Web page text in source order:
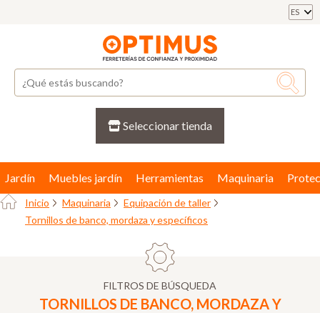
ES
Seleccionar tienda
Jardín Muebles jardín Herramientas Maquinaria
Inicio Maquinaria
Equipación de taller
Tornillos de banco, mordaza y específicos
FILTROS DE BÚSQUEDA
TORNILLOS DE BANCO, MORDAZA Y